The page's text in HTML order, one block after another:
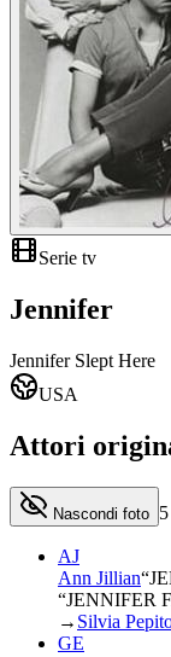
Serie tv
Jennifer
Jennifer Slept Here
USA
Attori
Nascondi foto 5
AJ
Ann Jillian“
“JENNIFER
→ Silvia
GE